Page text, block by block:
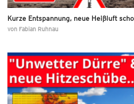
Kurze Entspannung, neue Heißluft
von Fabian Ruhnau